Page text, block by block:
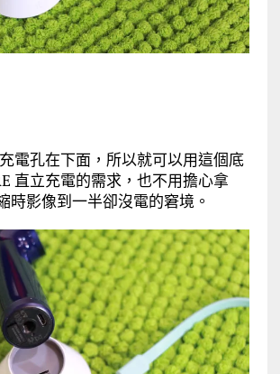
電孔在下面，所以就可以用這個底
直立充電的需求，也不用擔心拿
時影像到一半卻沒電的窘境。